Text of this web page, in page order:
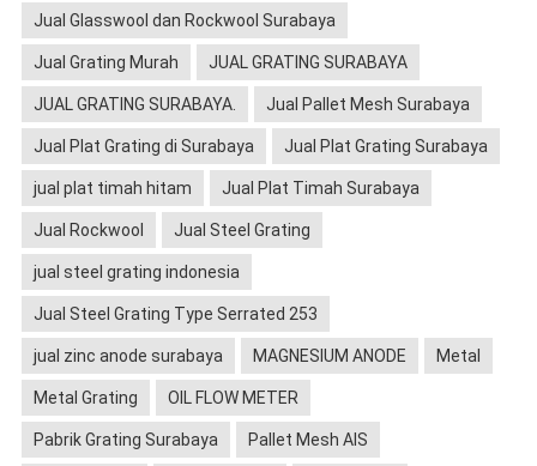
Jual Glasswool dan Rockwool Surabaya
Jual Grating Murah JUAL GRATING SURABAYA
JUAL GRATING SURABAYA. Jual Pallet Mesh Surabaya
Jual Plat Grating di Surabaya Jual Plat Grating Surabaya
jual plat timah hitam Jual Plat Timah Surabaya
Jual Rockwool Jual Steel Grating
jual steel grating indonesia
Jual Steel Grating Type Serrated 253
jual zinc anode surabaya MAGNESIUM ANODE Metal
Metal Grating OIL FLOW METER
Pabrik Grating Surabaya Pallet Mesh AIS